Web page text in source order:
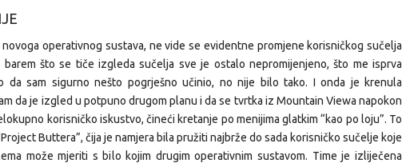
novoga operativnog sustava, ne vide se evidentne promjene korisničkog sučelja
što se tiče izgleda sučelja sve je ostalo nepromijenjeno, što me isprva
da sam sigurno nešto pogrješno učinio, no nije bilo tako. I onda je krenula
da je izgled u potpuno drugom planu i da se tvrtka iz Mountain Viewa napokon
korisničko iskustvo, čineći kretanje po menijima glatkim “kao po loju”. To
Buttera”, čija je namjera bila pružiti najbrže do sada korisničko sučelje koje
može mjeriti s bilo kojim drugim operativnim sustavom. Time je izliječena